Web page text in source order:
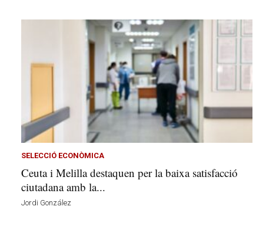
SELECCIÓ ECONÒMICA
Ceuta i Melilla destaquen per la baixa satisfacció
ciutadana amb la...
Jordi González